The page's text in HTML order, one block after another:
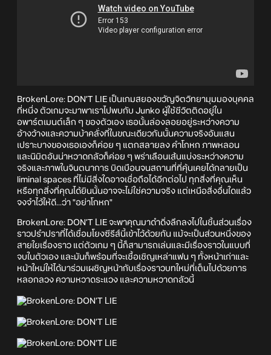
BrokenLore: DON’T LIE เป็นเกมสยองขวัญจิตวิทยามุมมองบุคคล
ที่หนึ่ง ตัวเกมจะมาพาเราไปพบกับ Junko ผู้ใช้ชีวิตติดอยู่ใน
อพาร์ตเมนต์เล็ก ๆ ของตัวเอง เธอนั้นล่องลอยอยู่ระหว่างความ
อ้างว้างและความบ้าคลั่งที่ในขณะเดียวกันนั้นความจริงอันแสน
เปราะบางของเธอเองก็ค่อย ๆ แตกสลายลง คำโกหก ภาพหลอน
และนิมิตอันน่าหวาดกลัวก็ค่อย ๆ พร่าเลือนเส้นแบ่งระหว่างความ
จริงและภาพในจินตนาการ บิดเบือนจนสถานที่ที่คุ้นเคยได้กลายเป็น
liminal spaces ที่ไม่มีสิ่งใดอาจเชื่อถือได้อีกต่อไป ทุกสิ่งที่คุณเห็น
หรือทุกสิ่งที่คุณได้ยินนั้นอาจจะไม่ใช่ความจริง แต่เหนือสิ่งอื่นใดแล้ว
จงจำไว้ให้ดี...ว่า "อย่าโกหก"
BrokenLore: DON’T LIE จะพาคุณมาดำดิ่งลึกลงไปในชิ้นส่วนเรื่อง
ราวปรำปราที่ได้เชื่อมโยงซีรีส์นี้เข้าไว้ด้วยกัน แม้จะเป็นส่วนหนึ่งของ
สายใยเรื่องราว แต่ตัวเกม ๆ นี้ก็สามารถเล่นและมีเรื่องราวในแบบที่
จบในตัวเอง และมันก็พร้อมที่จะเชื้อเชิญเหล่าแฟน ๆ ทั้งหน้าเก่าและ
หน้าใหม่ให้ได้มาร่วมเผชิญหน้ากับเรื่องราวบทใหม่ที่เต็มไปด้วยการ
หลอกลวง ความหวาดระแวง และความหวาดกลัวนี้